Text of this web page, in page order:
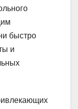
быстро
и